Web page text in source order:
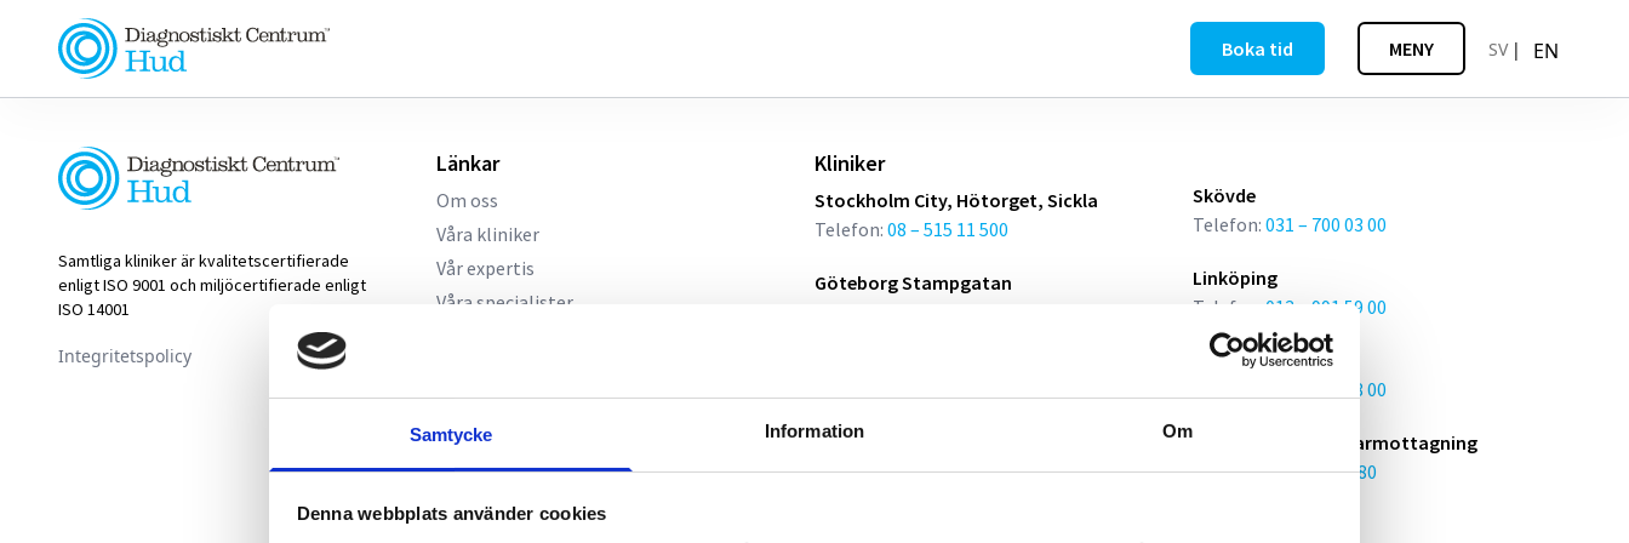
Samtycke Information Om
Denna webbplats använder cookies
Boka tid MENY SV EN
Samtliga kliniker är kvalitetscertifierade
enligt ISO 9001 och miljöcertifierade enligt
ISO 14001
Integritetspolicy
Länkar
Om oss
Våra kliniker
Vår expertis
Våra specialister
Kallelse
Kliniker
Stockholm City, Hötorget, Sickla
Telefon: 08 – 515 11 500
Göteborg Stampgatan
Telefon:031-132 290
Telefon:040 – 608 80 00
Skövde
Telefon: 031 – 700 03 00
Linköping
Telefon:
013 – 991 59 00
Helsingborg
042 – 442 48 00
BHM - Borås hudläkarmottagning
Telefon:033 – 13 20 80